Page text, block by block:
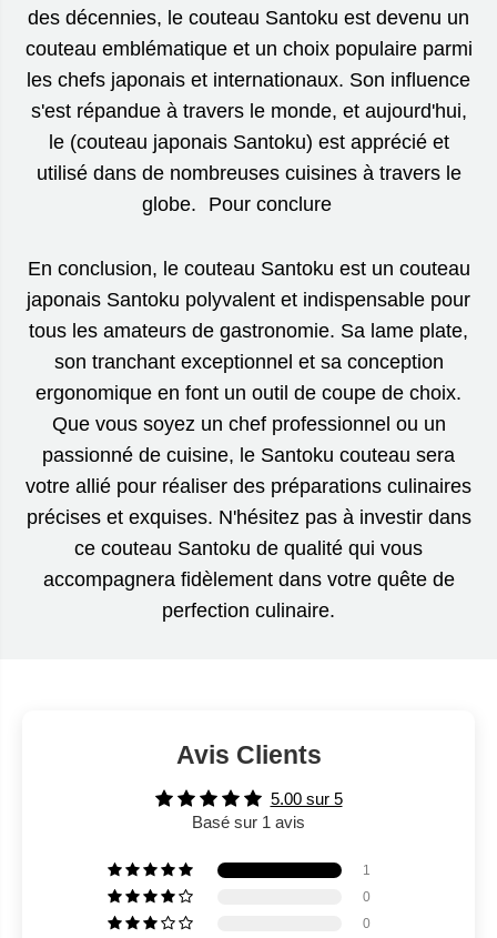
des décennies, le couteau Santoku est devenu un
couteau emblématique et un choix populaire parmi
les chefs japonais et internationaux. Son influence
s'est répandue à travers le monde, et aujourd'hui,
le (couteau japonais Santoku) est apprécié et
utilisé dans de nombreuses cuisines à travers le
globe. Pour conclure
En conclusion, le couteau Santoku est un couteau
japonais Santoku polyvalent et indispensable pour
tous les amateurs de gastronomie. Sa lame plate,
son tranchant exceptionnel et sa conception
ergonomique en font un outil de coupe de choix.
Que vous soyez un chef professionnel ou un
passionné de cuisine, le Santoku couteau sera
votre allié pour réaliser des préparations culinaires
précises et exquises. N'hésitez pas à investir dans
ce couteau Santoku de qualité qui vous
accompagnera fidèlement dans votre quête de
perfection culinaire.
Avis Clients
5.00 sur 5
Basé sur 1 avis
1
0
0